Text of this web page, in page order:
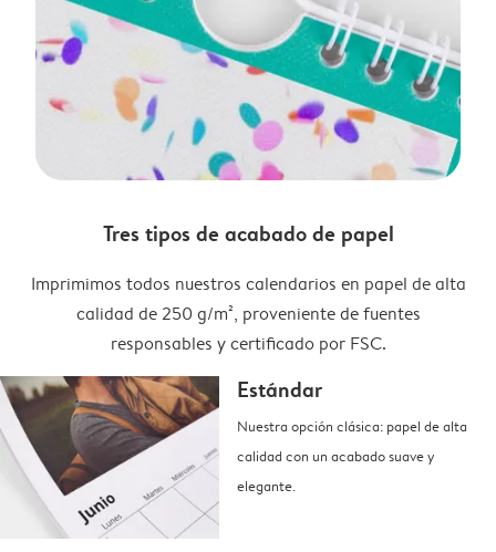
Tres tipos de acabado de papel
Imprimimos todos nuestros calendarios en papel de alta
calidad de 250 g/m², proveniente de fuentes
responsables y certificado por FSC.
Estándar
Nuestra opción clásica: papel de alta
calidad con un acabado suave y
elegante.